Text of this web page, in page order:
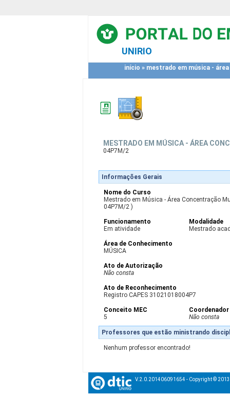
UNIRIO
início » mestrado em música -
MESTRADO EM MÚSICA - ÁREA
04P7M/2
Informações Gerais
Nome do Curso
Mestrado em Música - Área Concentração
04P7M/2 )
Funcionamento
Em atividade
Modalidade
Mestrado
Área de Conhecimento
MÚSICA
Ato de Autorização
Não consta
Ato de Reconhecimento
Registro CAPES 31021018004P7
Conceito MEC
5
Coordenador
Não consta
Professores que estão ministrando
Nenhum professor encontrado!
V.2.0.201406091654 - Copyright ©